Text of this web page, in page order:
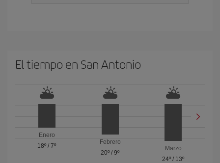
El tiempo en San Antonio
Enero
18º /7º
Febrero
20º / 9º
Marzo
24º / 13º